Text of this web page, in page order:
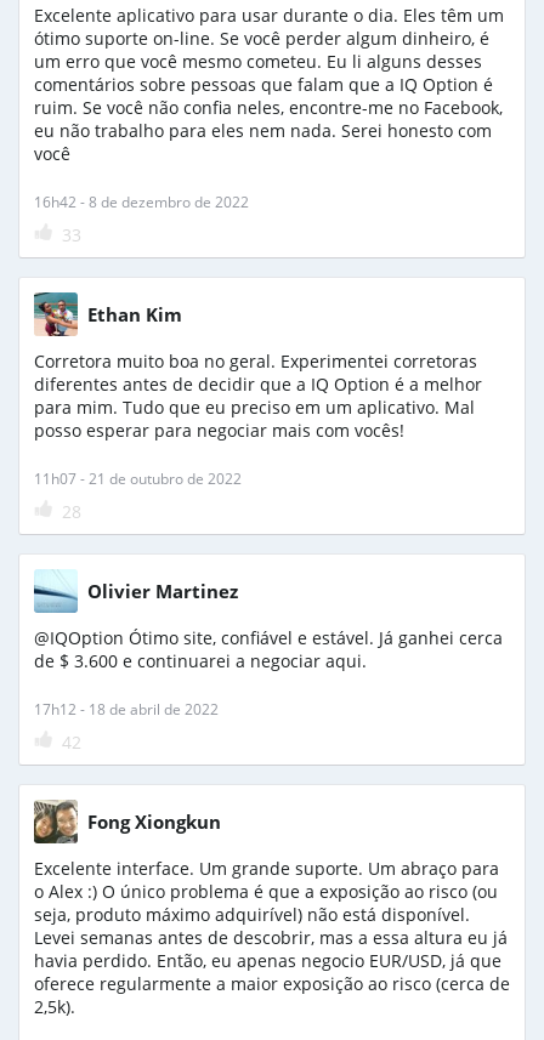
Excelente aplicativo para usar durante o dia. Eles têm um
ótimo suporte on-line. Se você perder algum dinheiro, é
um erro que você mesmo cometeu. Eu li alguns desses
comentários sobre pessoas que falam que a IQ Option é
ruim. Se você não confia neles, encontre-me no Facebook,
eu não trabalho para eles nem nada. Serei honesto com
você
16h42 - 8 de dezembro de 2022
33
Ethan Kim
Corretora muito boa no geral. Experimentei corretoras
diferentes antes de decidir que a IQ Option é a melhor
para mim. Tudo que eu preciso em um aplicativo. Mal
posso esperar para negociar mais com vocês!
11h07 - 21 de outubro de 2022
28
Olivier Martinez
@IQOption Ótimo site, confiável e estável. Já ganhei cerca
de $ 3.600 e continuarei a negociar aqui.
17h12 - 18 de abril de 2022
42
Fong Xiongkun
Excelente interface. Um grande suporte. Um abraço para
o Alex :) O único problema é que a exposição ao risco (ou
seja, produto máximo adquirível) não está disponível.
Levei semanas antes de descobrir, mas a essa altura eu já
havia perdido. Então, eu apenas negocio EUR/USD, já que
oferece regularmente a maior exposição ao risco (cerca de
2,5k).